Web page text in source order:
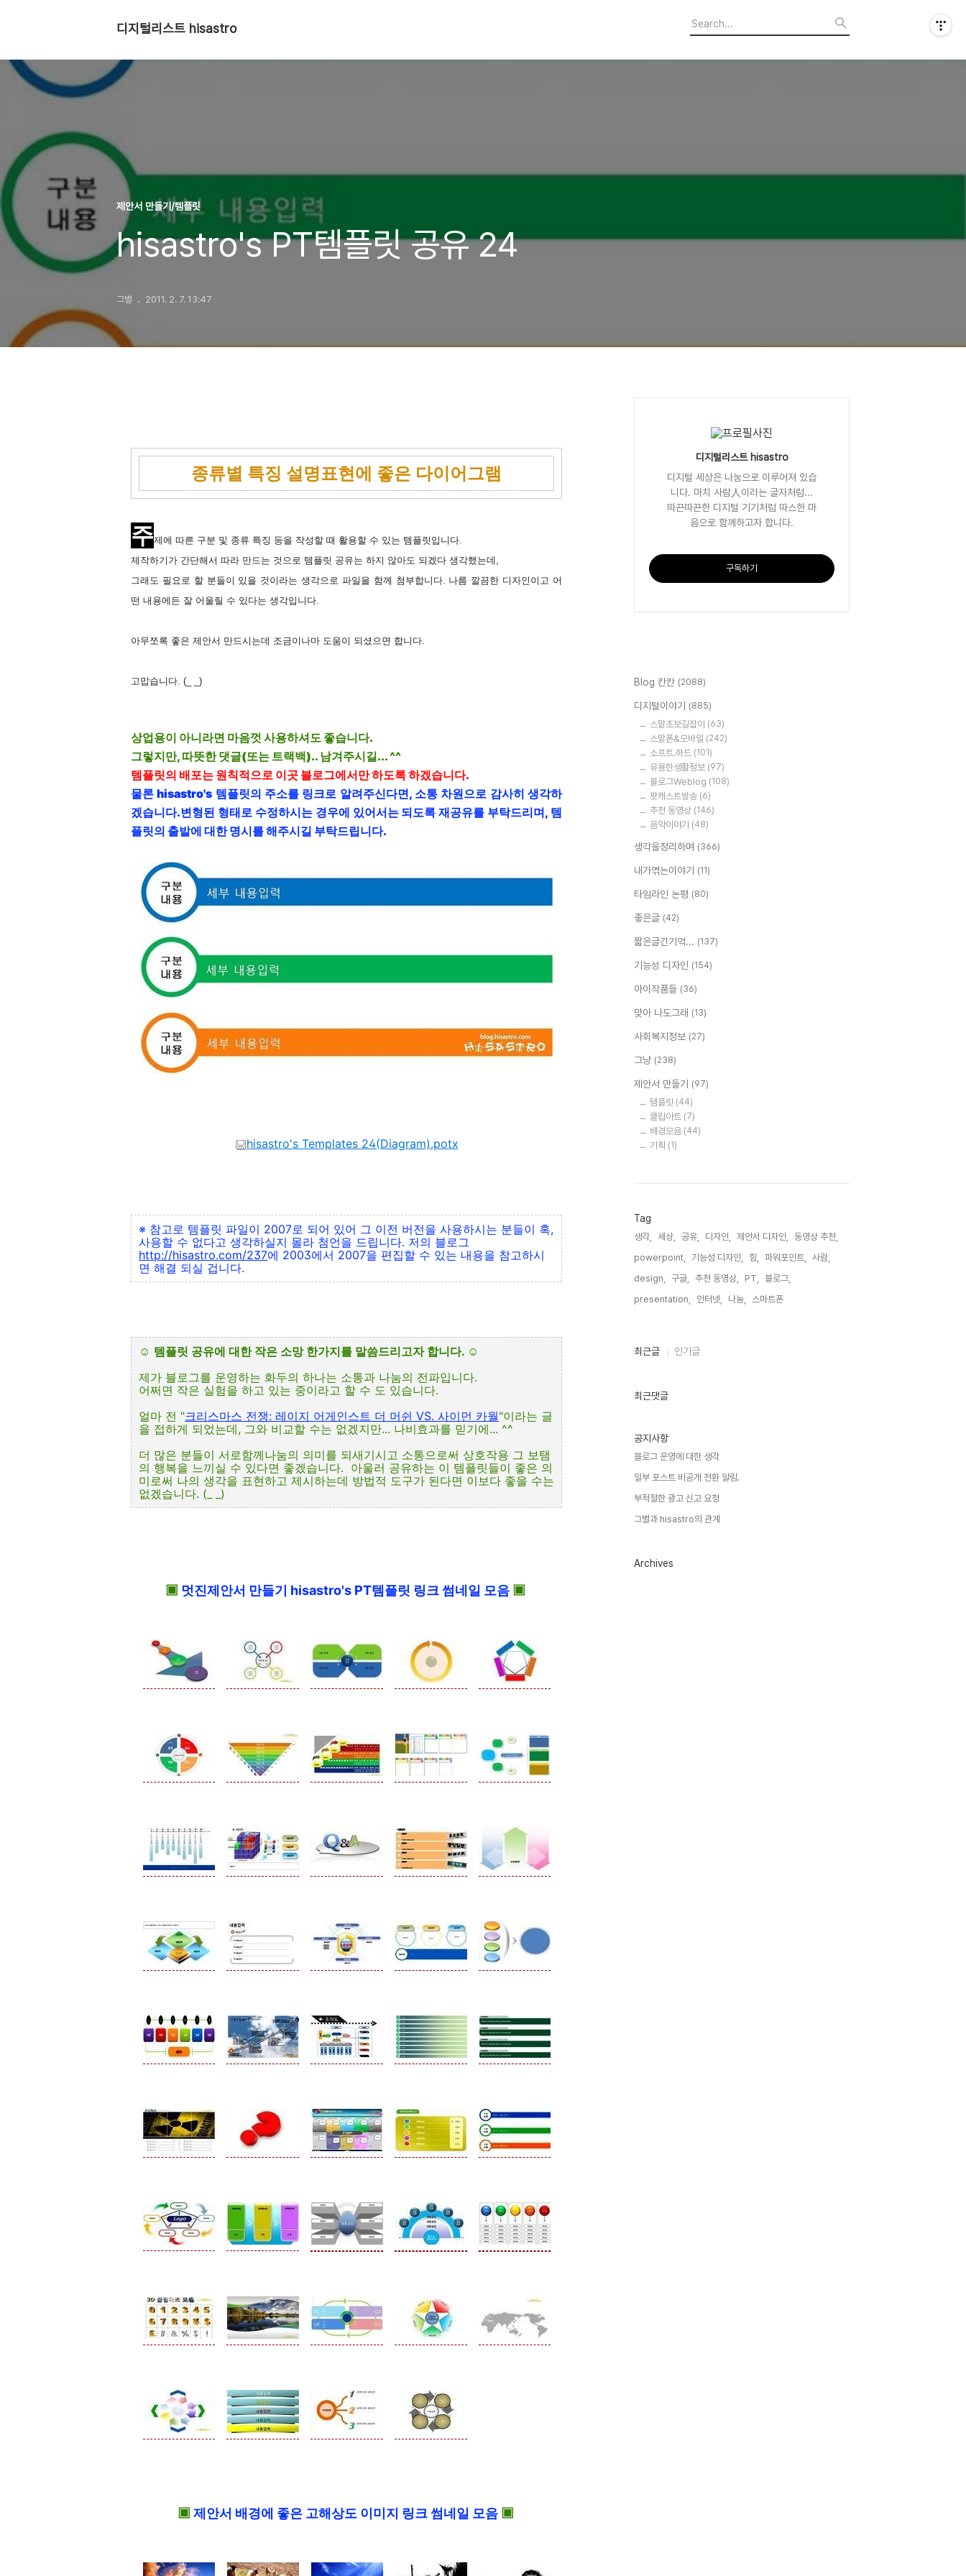
디지털리스트 hisastro
제안서 만들기/템플릿
hisastro's PT템플릿 공유 24
그별 2011. 2. 7. 13:47
종류별 특징 설명표현에 좋은 다이어그램
주제에 따른 구분 및 종류 특징 등을 작성할 때 활용할 수 있는 템플릿입니다.
제작하기가 간단해서 따라 만드는 것으로 템플릿 공유는 하지 않아도 되겠다 생각했는데,
그래도 필요로 할 분들이 있을 것이라는 생각으로 파일을 함께 첨부합니다. 나름 깔끔한 디자인이고 어
떤 내용에든 잘 어울릴 수 있다는 생각입니다.
아무쪼록 좋은 제안서 만드시는데 조금이나마 도움이 되셨으면 합니다.
고맙습니다. (_ _)
상업용이 아니라면 마음껏 사용하셔도 좋습니다.
그렇지만, 따뜻한 댓글(또는 트랙백).. 남겨주시길... ^^
템플릿의 배포는 원칙적으로 이곳 블로그에서만 하도록 하겠습니다.
물론 hisastro's 템플릿의 주소를 링크로 알려주신다면, 소통 차원으로 감사히 생각하
겠습니다.변형된 형태로 수정하시는 경우에 있어서는 되도록 재공유를 부탁드리며, 템
플릿의 출발에 대한 명시를 해주시길 부탁드립니다.
hisastro's Templates 24(Diagram).potx
※ 참고로 템플릿 파일이 2007로 되어 있어 그 이전 버전을 사용하시는 분들이 혹,
사용할 수 없다고 생각하실지 몰라 첨언을 드립니다. 저의 블로그
http://hisastro.com/237에 2003에서 2007을 편집할 수 있는 내용을 참고하시
면 해결 되실 겁니다.
☺ 템플릿 공유에 대한 작은 소망 한가지를 말씀드리고자 합니다. ☺
제가 블로그를 운영하는 화두의 하나는 소통과 나눔의 전파입니다.
어쩌면 작은 실험을 하고 있는 중이라고 할 수 도 있습니다.
얼마 전 "크리스마스 전쟁: 레이지 어게인스트 더 머쉰 VS. 사이먼 카월"이라는 글
을 접하게 되었는데, 그와 비교할 수는 없겠지만... 나비효과를 믿기에... ^^
더 많은 분들이 서로함께나눔의 의미를 되새기시고 소통으로써 상호작용 그 보탬
의 행복을 느끼실 수 있다면 좋겠습니다. 아울러 공유하는 이 템플릿들이 좋은 의
미로써 나의 생각을 표현하고 제시하는데 방법적 도구가 된다면 이보다 좋을 수는
없겠습니다. (_ _)
▣ 멋진제안서 만들기 hisastro's PT템플릿 링크 썸네일 모음 ▣
▣ 제안서 배경에 좋은 고해상도 이미지 링크 썸네일 모음▣
디지털리스트 hisastro
디지털 세상은 나눔으로 이루어져 있습
니다. 마치 사람人이라는 글자처럼...
따끈따끈한 디지털 기기처럼 따스한 마
음으로 함께하고자 합니다.
구독하기
Blog 칸칸 (2088)
디지털이야기 (885)
스맡초보길잡이 (63)
스맡폰&모바일 (242)
소프트.하드 (101)
유용한생활정보 (97)
블로그Weblog (108)
팟캐스트방송 (6)
추천 동영상 (146)
음악이야기 (48)
생각을정리하며 (366)
내가엮는이야기 (11)
타임라인 논평 (80)
좋은글 (42)
짧은글긴기억... (137)
기능성 디자인 (154)
아이작품들 (36)
맞아 나도그래 (13)
사회복지정보 (27)
그냥 (238)
제안서 만들기 (97)
템플릿 (44)
클립아트 (7)
배경모음 (44)
기획 (1)
Tag
생각, 세상, 공유, 디자인, 제안서 디자인,
동영상 추천,
powerpoint,
기능성 디자인, 힘, 파워포인트,
사람,
design,
구글, 추천 동영상, PT,
블로그,
presentation,
인터넷, 나눔, 스마트폰,
최
인
최근글 인기글
최근댓글
공지사항
블로그 운영에 대한 생각
일부 포스트 비공개 전환 알림.
부적절한 광고 신고 요청
그별과 hisastro의 관계
Archives